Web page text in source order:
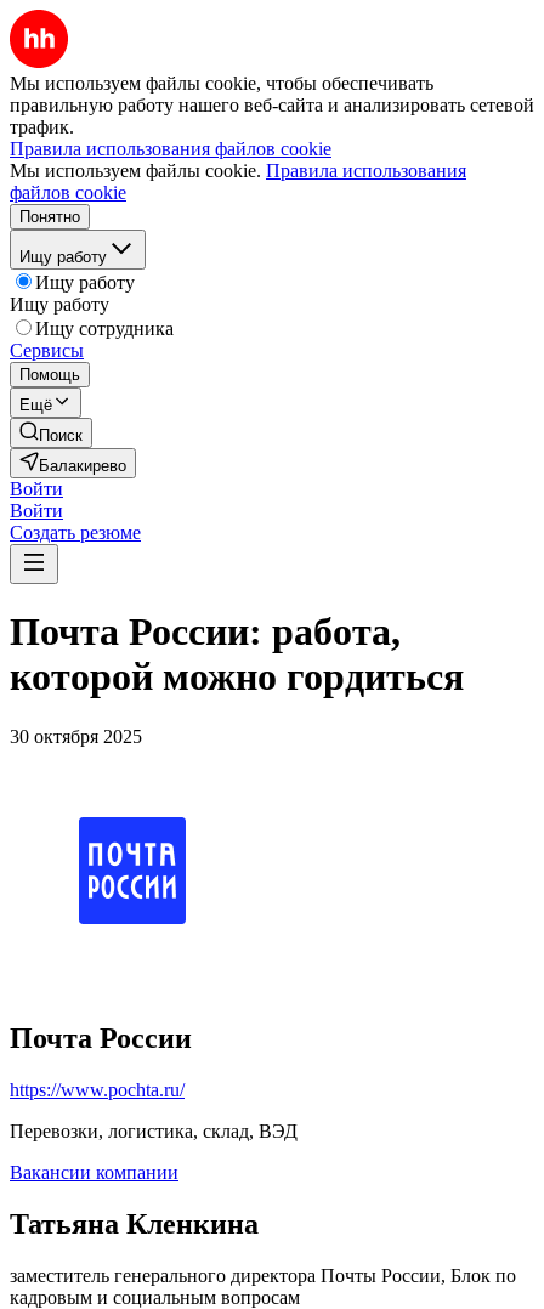
Мы используем файлы cookie, чтобы обеспечивать
правильную работу нашего веб-сайта и анализировать сетевой
трафик.
Правила использования файлов cookie
Мы используем файлы cookie. Правила использования
файлов cookie
Понятно
Ищу работу
Ищу работу
Ищу работу
Ищу сотрудника
Сервисы
Помощь
Ещё
Поиск
Балакирево
Войти
Войти
Создать резюме
Почта России: работа,
которой можно гордиться
30 октября 2025
Почта России
https://www.pochta.ru/
Перевозки, логистика, склад, ВЭД
Вакансии компании
Татьяна Кленкина
заместитель генерального директора Почты России, Блок по
кадровым и социальным вопросам